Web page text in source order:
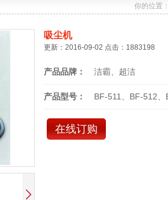
你的位置：
吸尘机
更新：2016-09-02 点击：1883198
产品品牌： 洁霸、超洁
产品型号： BF-511、BF-512、
在线订购